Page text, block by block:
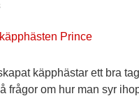
käpphästar ett bra
frågor om hur man syr